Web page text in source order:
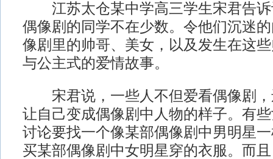
江苏太仓某中学高三学生宋君告诉
偶像剧的同学不在少数。令他们沉迷
像剧里的帅哥、美女，以及发生在这
与公主式的爱情故事。
宋君说，一些人不但爱看偶像剧，
让自己变成偶像剧中人物的样子。有
讨论要找一个像某部偶像剧中男明星
买某部偶像剧中女明星穿的衣服。而